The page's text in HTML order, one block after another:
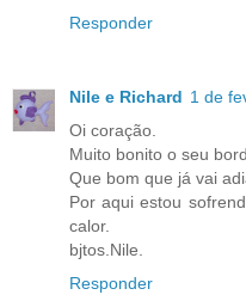
Responder
Nile e Richard 1 de
Oi coração.
Muito bonito o seu
Que bom que já vai
Por aqui estou
calor.
bjtos.Nile.
Responder